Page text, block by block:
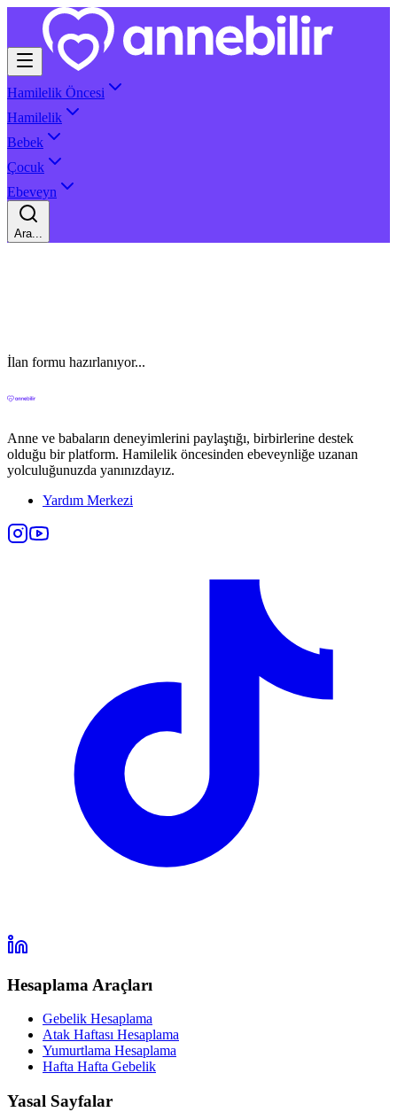
Hamilelik Öncesi
Hamilelik
Bebek
Çocuk
Ebeveyn
Ara...
İlan formu hazırlanıyor...
Anne ve babaların deneyimlerini paylaştığı, birbirlerine destek
olduğu bir platform. Hamilelik öncesinden ebeveynliğe uzanan
yolculuğunuzda yanınızdayız.
Yardım Merkezi
Hesaplama Araçları
Gebelik Hesaplama
Atak Haftası Hesaplama
Yumurtlama Hesaplama
Hafta Hafta Gebelik
Yasal Sayfalar